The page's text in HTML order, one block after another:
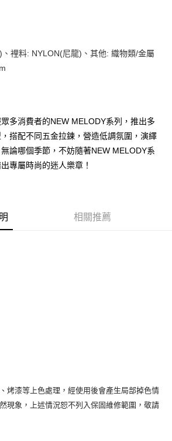
，台灣大哥大用戶可立即使用無須另外申請。
擇欲分期的期數、繳款截止日，確認付款後即完
及費用金額請依後續交易確認頁面所載為準。
前往確認交易或遇審核未通過，訂單將自動取
過狀況，表示未達大哥付你分期系統評分，恕無
，「大哥付你分期」於每月結算日後寄送繳費提
址）提供予台灣大哥大進項蒐集、處理及利用，
閱以下連結：
】
商品之後才付款」的支付方式。 讓您購物簡單
不需綁卡、不需儲值。
簡訊認證，即可結帳。
務後，再付款。
帳流程】
方式進行付款，方視為交易完成。
下不需立刻繳費，但若您需要取消訂單，請聯絡
先享後付 」之結帳頁面顯示為準，若有關於
限公司提供之「AFTEE先享後付」服務完成之交
公司。
，請瀏覽以下網址：
徵得法定代理人或監護人之同意方可使用
；若仍有額度不足之情形，本公司將視審查結果
含以上)免運費
星巴克旁) 即日起不提供京站紙袋，取件時
裡料: NYLON(尼龍)、其他: 織物類/金屬
多消費者的NEW MELODY系列，推出多
搭配不同五金拉鍊，營造低調氛圍，演繹
論哪個季節，不妨隨著NEW MELODY系
專屬時尚的迷人樂章！
相關推薦
烤漆等上色處理，經使用後會產生局部掉色情
現象，上述情況恕不列入保固維修範圍，敬請